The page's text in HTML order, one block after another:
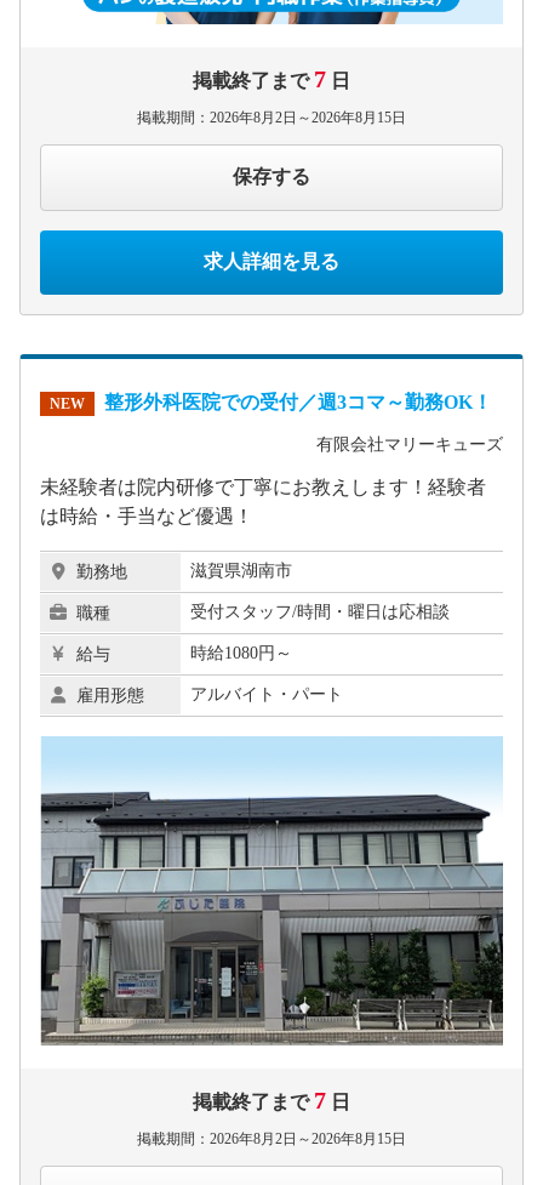
掲載終了まで 7 日
掲載期間：2026年8月2日～2026年8月15日
保存する
求人詳細を見る
NEW 整形外科医院での受付／週3コマ～勤務OK！
有限会社マリーキューズ
未経験者は院内研修で丁寧にお教えします！経験者
は時給・手当など優遇！
勤務地 滋賀県湖南市
職種 受付スタッフ/時間・曜日は応相談
給与 時給1080円～
雇用形態 アルバイト・パート
掲載終了まで 7 日
掲載期間：2026年8月2日～2026年8月15日